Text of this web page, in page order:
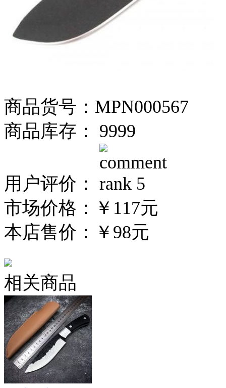
商品货号：MPN000567
商品库存： 9999
用户评价：
市场价格： ￥117元
本店售价： ￥98元
相关商品